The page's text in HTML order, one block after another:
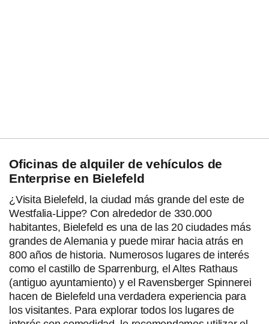
Oficinas de alquiler de vehículos de
Enterprise en Bielefeld
¿Visita Bielefeld, la ciudad más grande del este de
Westfalia-Lippe? Con alrededor de 330.000
habitantes, Bielefeld es una de las 20 ciudades más
grandes de Alemania y puede mirar hacia atrás en
800 años de historia. Numerosos lugares de interés
como el castillo de Sparrenburg, el Altes Rathaus
(antiguo ayuntamiento) y el Ravensberger Spinnerei
hacen de Bielefeld una verdadera experiencia para
los visitantes. Para explorar todos los lugares de